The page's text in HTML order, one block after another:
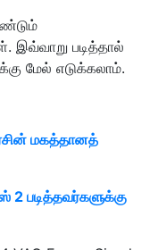
இவ்வாறு படித்தால்
மேல் எடுக்கலாம்.
மகத்தானத்
படித்தவர்களுக்கு